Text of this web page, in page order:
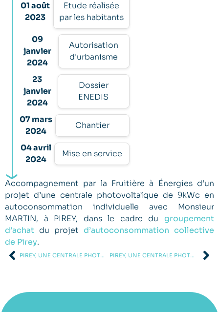
01 août
2023
Etude réalisée
par les habitants
09
janvier
2024
Autorisation
d'urbanisme
23
janvier
2024
Dossier
ENEDIS
07 mars
2024
Chantier
04 avril
2024
Mise en service
Accompagnement par la Fruitière à Énergies d’un
projet d’une centrale photovoltaïque de 9kWc en
autoconsommation individuelle avec Monsieur
MARTIN, à PIREY, dans le cadre du groupement
d’achat du projet d’autoconsommation collective
de Pirey.
PIREY, UNE CENTRALE PHOTOVOLTAÏQUE DE 6KWC PIREY, UNE CENTRALE PHOTOVOLTAÏQUE DE 4.5KWC